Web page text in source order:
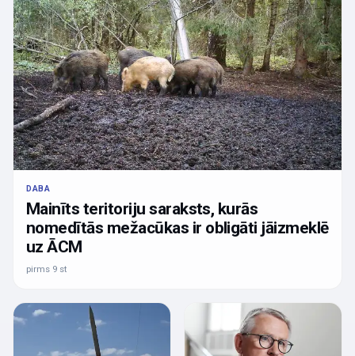
DABA
Mainīts teritoriju saraksts, kurās
nomedītās mežacūkas ir obligāti jāizmeklē
uz ĀCM
pirms 9 st